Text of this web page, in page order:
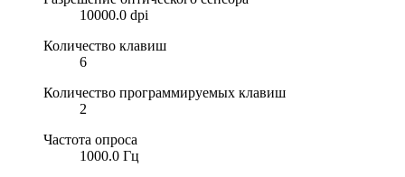
10000.0 dpi
Количество клавиш
6
Количество программируемых клавиш
2
Частота опроса
1000.0 Гц